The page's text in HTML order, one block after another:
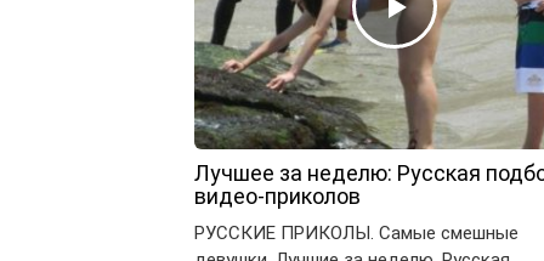
Лучшее за неделю: Русская
видео-приколов
РУССКИЕ ПРИКОЛЫ. Самые смешные